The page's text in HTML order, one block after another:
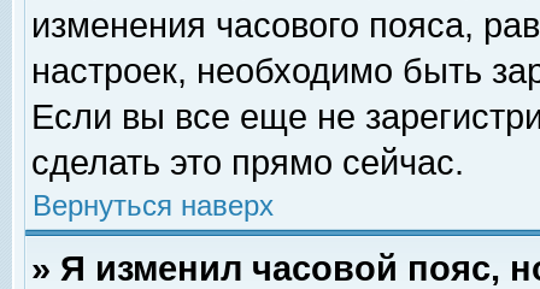
изменения часового пояса,
настроек, необходимо быть
Если вы все еще не
сделать это прямо сейчас.
Вернуться наверх
» Я изменил часовой пояс,